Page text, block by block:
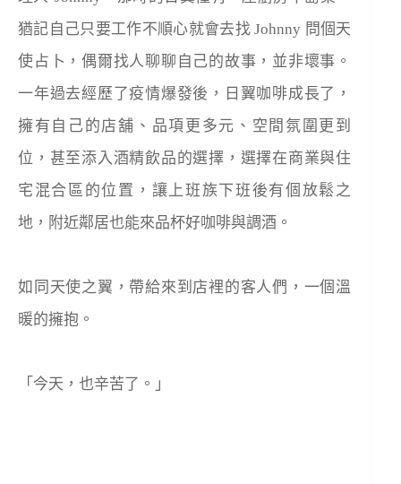
猶記自己只要工作不順心就會去找 Johnny 問個天
使占卜，偶爾找人聊聊自己的故事，並非壞事。
一年過去經歷了疫情爆發後，日翼咖啡成長了，
擁有自己的店舖、品項更多元、空間氛圍更到
位，甚至添入酒精飲品的選擇，選擇在商業與住
宅混合區的位置，讓上班族下班後有個放鬆之
地，附近鄰居也能來品杯好咖啡與調酒。
如同天使之翼，帶給來到店裡的客人們，一個溫
暖的擁抱。
「今天，也辛苦了。」